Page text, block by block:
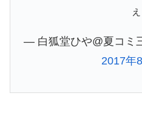
ぇ
— 白狐堂ひや@夏コミ
2017年